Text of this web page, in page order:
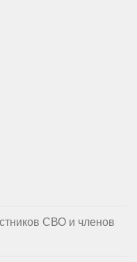
СВО и членов